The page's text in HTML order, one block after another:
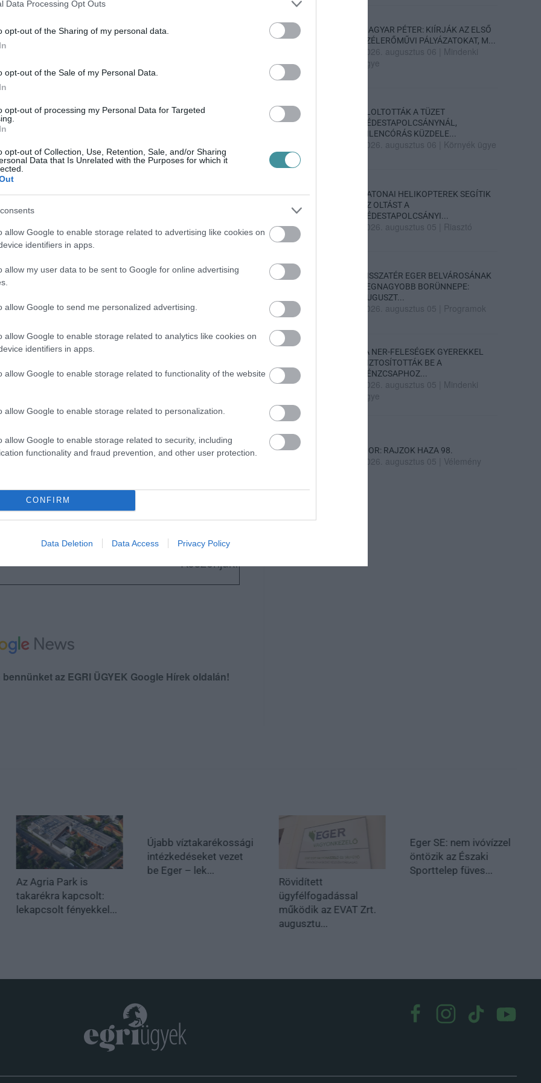
Data Processing Opt Outs
opt-out of the Sharing of my personal data.
opt-out of the Sale of my Personal Data.
opt-out of processing my Personal Data for Targeted
opt-out of Collection, Use, Retention, Sale, and/or Sharing
Data that Is Unrelated with the Purposes for which it
allow Google to enable storage related to advertising like cookies on
identifiers in apps.
allow my user data to be sent to Google for online advertising
allow Google to send me personalized advertising.
allow Google to enable storage related to analytics like cookies on
identifiers in apps.
allow Google to enable storage related to functionality of the website
allow Google to enable storage related to personalization.
allow Google to enable storage related to security, including
functionality and fraud prevention, and other user protection.
CONFIRM
Data Deletion Data Access Privacy Policy
került ki a facebookra, majd később
hogy akorábbi tv-s szereplésekormég
eldöntötte-e már a polgármester, hogy
választ kapta, hogy elindul. Már csak
akik őt nemtelenül
van szó, így felsoroakozott Pápai Ákos
Fidesz-KDNP), Vágner Ákos (Fidesz),
Dániel (MKKP) és Pál György
várhatók új megjelenők a következő
újságírást!
még a hatalmat ellenőrző hang,
Újságírók Demokratikus
Köszönjük!
az EGRI ÜGYEK Google Hírek oldalán!
MAGYAR PÉTER: KIÍRJÁK AZ ELSŐ
SZÉLERŐMŰVI PÁLYÁZATOKAT, M...
2026. augusztus 06
Mindenki
ügye
ELOLTOTTÁK A TÜZET
DÉDESTAPOLCSÁNYNÁL,
KILENCÓRÁS KÜZDELE...
2026. augusztus 06 Környék ügye
KATONAI HELIKOPTEREK SEGÍTIK
AZ OLTÁST A
DÉDESTAPOLCSÁNYI...
2026. augusztus 05 Riasztó
VISSZATÉR EGER BELVÁROSÁNAK
LEGNAGYOBB BORÜNNEPE:
AUGUSZT...
2026. augusztus 05 Programok
„A NER-FELESÉGEK GYEREKKEL
BIZTOSÍTOTTÁK BE A
PÉNZCSAPHOZ...
2026. augusztus 05
Mindenki
ügye
SIOR: RAJZOK HAZA 98.
2026. augusztus 05 Vélemény
Az Agria Park is
takarékra kapcsolt:
lekapcsolt fényekkel...
Újabb víztakarékossági
intézkedéseket vezet
be Eger – lek...
Rövidített
ügyfélfogadással
működik az EVAT Zrt.
augusztu...
Eger SE: nem ivóvízzel
öntözik az Északi
Sporttelep füves...